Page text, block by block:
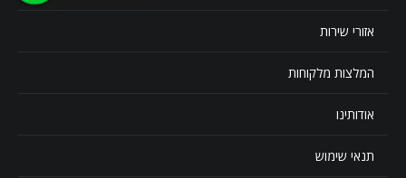
אזורי שירות
המלצות מלקוחות
אודותינו
תנאי שימוש